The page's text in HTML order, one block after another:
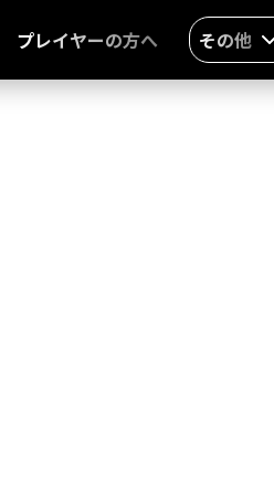
プレイヤーの方へ その他